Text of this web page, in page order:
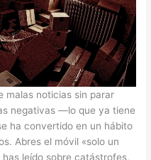
malas noticias sin parar
negativas —lo que ya tiene
ha convertido en un hábito
Abres el móvil «solo un
leído sobre catástrofes,